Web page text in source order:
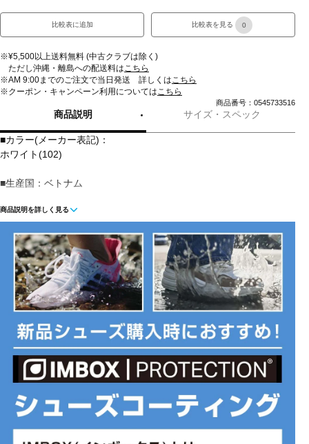
比較表に追加 比較表を見る 0
※¥5,500以上送料無料 (中古クラブは除く)
ただし沖縄・離島への配送料はこちら
※AM 9:00までのご注文で当日発送 詳しくはこちら
※クーポン・キャンペーン利用についてはこちら
商品番号：0545733516
商品説明 サイズ・スペック
■カラー(メーカー表記)：
ホワイト(102)
■生産国：ベトナム
■2026年モデル
※ブランドやシリーズによっては甲高や幅等小さめに作られている
ことがあります。あくまで目安としてご判断ください。
■メーカー型番：AR0503102
商品説明を詳しく見る